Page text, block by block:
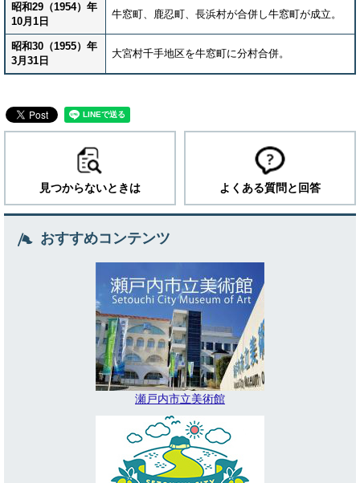
昭和29（1954）年
10月1日
牛窓町、鹿忍町、長浜村が合併し牛窓町が成立。
昭和30（1955）年
3月31日
大宮村千手地区を牛窓町に分村合併。
見つからないときは よくある質問と回答
おすすめコンテンツ
瀬戸内市立美術館